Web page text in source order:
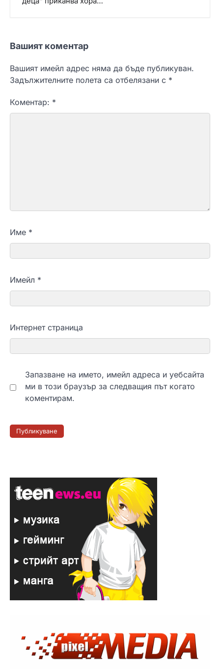
Вашият коментар
Вашият имейл адрес няма да бъде публикуван.
Задължителните полета са отбелязани с *
Коментар: *
Име *
Имейл *
Интернет страница
Запазване на името, имейл адреса и уебсайта
ми в този браузър за следващия път когато
коментирам.